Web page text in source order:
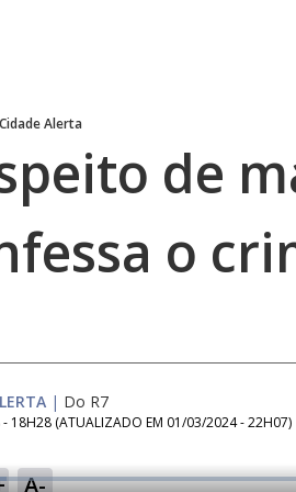
Cidade Alerta
de
o
| Do R7
18H28 (ATUALIZADO EM 01/03/2024 - 22H07)
A-